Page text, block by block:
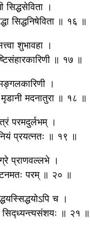
।
सिद्धनिषेविता ॥ १६ ॥
शुभावहा ।
॥ १७ ॥
।
मृडानी मदनातुरा ॥ १८ ॥
परमदुर्लभम् ।
प्रयत्नतः ॥ १९ ॥
प्राणवल्लभे ।
परम् ॥ २० ॥
च ।
सिद्ध्यन्त्यसंशयः ॥ २१ ॥